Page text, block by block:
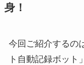
身！
今回ご紹介するの
ト自動記録ボット